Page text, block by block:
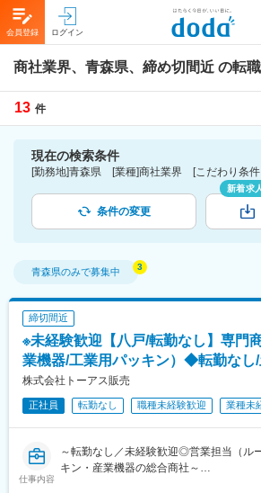
会員登録 ログイン
商社業界、青森県、締め切間近 の転
13 件
現在の検索条件
条件の変更
新着求
青森県のみで募集中
締切間近
※未経験歓迎【八戸/転勤なし】専門
業機器/工業用パッキン）◆転勤な
株式会社トーアス販売
正社員 転勤なし 職種未経験歓迎 業種未
仕事内容
～転勤なし／未経験歓迎◎営業担当（ル
キン・産業機器の総合商社～